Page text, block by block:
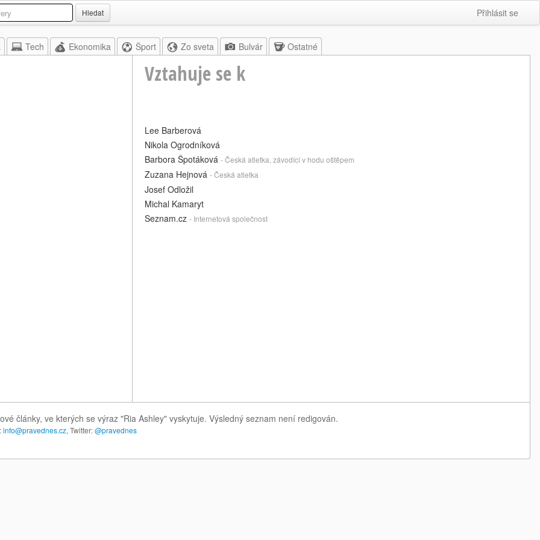
Hledat Přihlásit se
Tech Ekonomika Šport Zo sveta Bulvár Ostatné
Vztahuje se k
Lee Barberová
Nikola Ogrodníková
Barbora Špotáková - Česká atletka, závodící v hodu oštěpem
Zuzana Hejnová - Česká atletka
Josef Odložil
Michal Kamaryt
Seznam.cz - Internetová společnost
články, ve kterých se výraz "Ria Ashley" vyskytuje. Výsledný seznam není redigován.
info@pravednes.cz, Twitter:@pravednes